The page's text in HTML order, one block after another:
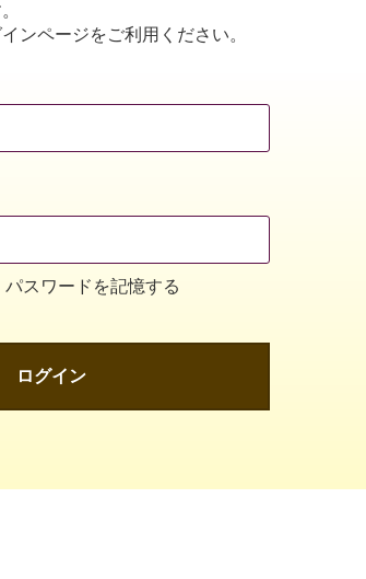
ンページをご利用ください。
パスワードを記憶する
ログイン